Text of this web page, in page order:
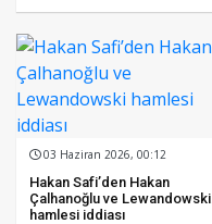
03 Haziran 2026, 00:12
Hakan Safi’den Hakan
Çalhanoğlu ve Lewandowski
hamlesi iddiası